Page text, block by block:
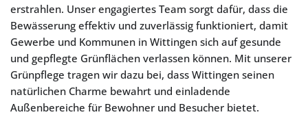
erstrahlen. Unser engagiertes Team sorgt dafür, dass die
Bewässerung effektiv und zuverlässig funktioniert, damit
Gewerbe und Kommunen in Wittingen sich auf gesunde
und gepflegte Grünflächen verlassen können. Mit unserer
Grünpflege tragen wir dazu bei, dass Wittingen seinen
natürlichen Charme bewahrt und einladende
Außenbereiche für Bewohner und Besucher bietet.